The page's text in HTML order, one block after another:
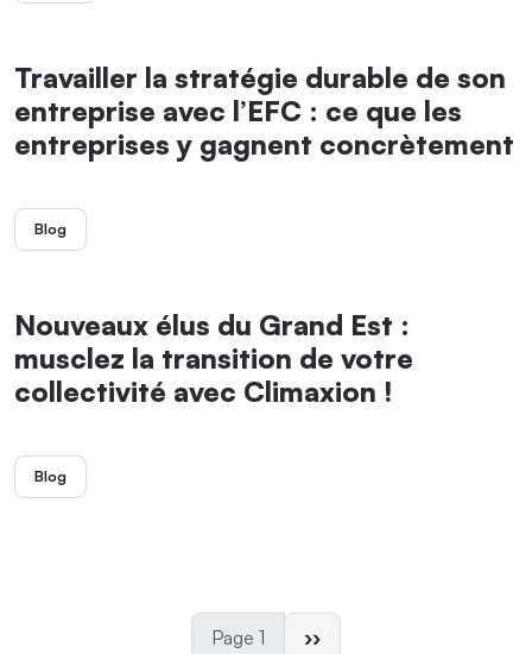
Travailler la stratégie durable de son
entreprise avec l’EFC : ce que les
entreprises y gagnent concrètement
Blog
Nouveaux élus du Grand Est :
musclez la transition de votre
collectivité avec Climaxion !
Blog
Page 1 Page suivante
››